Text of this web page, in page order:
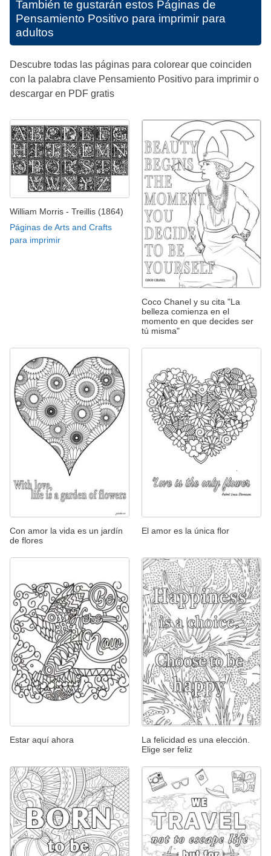
También te gustarán estos Páginas de
Pensamiento Positivo para imprimir para
adultos
Descubre todas las páginas para colorear que coinciden
con la palabra clave Pensamiento Positivo para imprimir o
descargar en PDF gratis
William Morris - Treillis (1864)
Páginas de Arts and Crafts
para imprimir
Coco Chanel y su cita "La
belleza comienza en el
momento en que decides ser
tú misma"
Con amor la vida es un jardín
de flores
El amor es la única flor
Estar aquí ahora
La felicidad es una elección.
Elige ser feliz